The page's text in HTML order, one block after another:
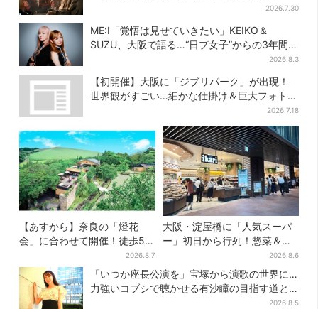
2026.7.30
ME:I「覚悟は見せていきたい」KEIKO＆
SUZU、大阪で語る…“日プ女子”からの3年間
2026.8.3
【初開催】大阪に「ジブリパーク」が出現！
世界観がすごい…細かな仕掛け＆巨大フォトス
2026.7.18
【あすから】奈良の「燈花
会」に合わせて開催！徒歩5
分…結婚式場が“バル”に、前後
で食事が楽しめる
2026.8.7
大阪・淀屋橋に「人気スーパ
ー」初日から行列！惣菜＆弁
当コーナーは大幅に拡大…人
気商品は？
2026.8.6
「いつか座長公演を」宝塚から演歌の世界に…
力強いコブシで聴かせる有沙瞳の目指す道と
2026.8.5